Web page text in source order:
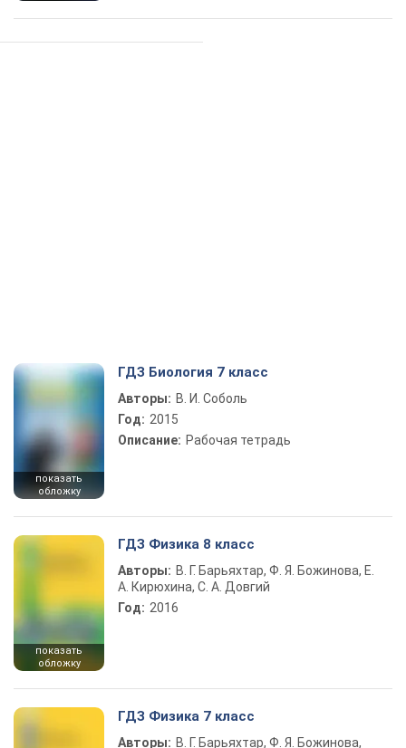
показать
обложку
ГДЗ Биология 7 класс
Авторы: В. И. Соболь
Год: 2015
Описание: Рабочая тетрадь
показать
обложку
ГДЗ Физика 8 класс
Авторы: В. Г. Барьяхтар, Ф. Я. Божинова, Е.
А. Кирюхина, С. А. Довгий
Год: 2016
ГДЗ Физика 7 класс
Авторы: В. Г. Барьяхтар, Ф. Я. Божинова,